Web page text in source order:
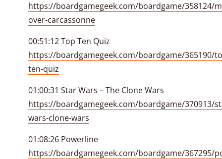
https://boardgamegeek.com/boardgame/358124/
over-carcassonne
00:51:12 Top Ten Quiz
https://boardgamegeek.com/boardgame/365190/
ten-quiz
01:00:31 Star Wars – The Clone Wars
https://boardgamegeek.com/boardgame/370913/
wars-clone-wars
01:08:26 Powerline
https://boardgamegeek.com/boardgame/367295/